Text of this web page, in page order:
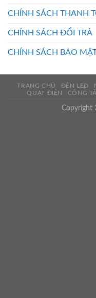
CHÍNH SÁCH THANH
CHÍNH SÁCH ĐỔI TRẢ
CHÍNH SÁCH BẢO
TRANG CHỦ ĐÈN LED
QUẠT ĐIỆN
CÔNG
Copyright